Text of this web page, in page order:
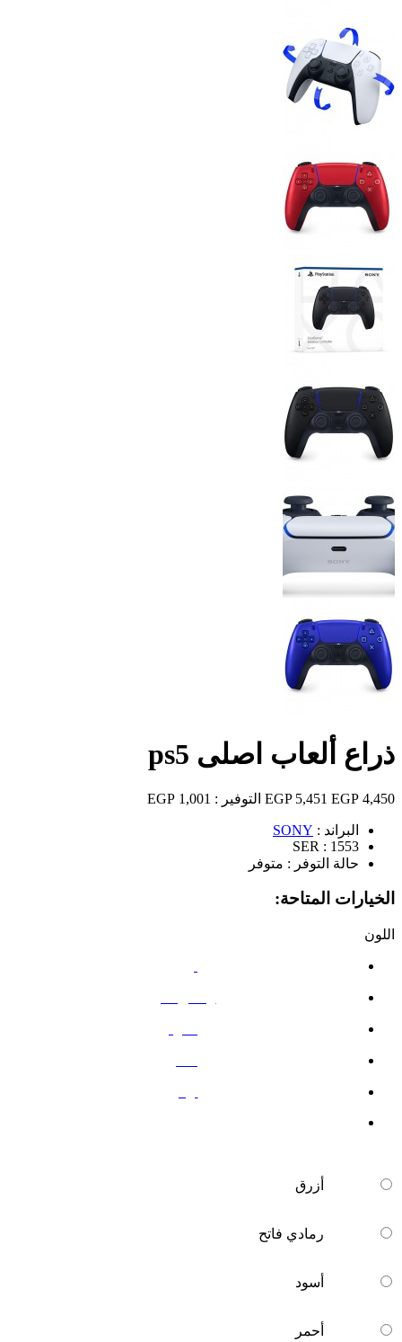
ذراع ألعاب اصلى ps5
4,450 EGP
5,451 EGP التوفير : 1,001 EGP
البراند : SONY
SER : 1553
حالة التوفر : متوفر
الخيارات المتاحة:
اللون
أزرق
رمادي فاتح
أسود
أحمر